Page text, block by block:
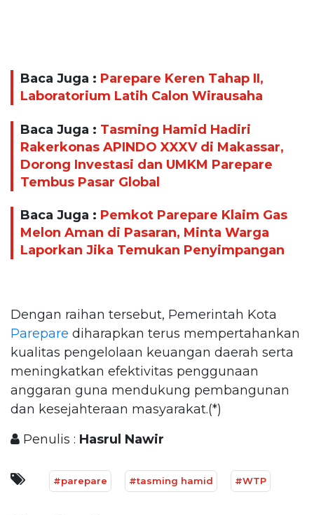
Baca Juga : Parepare Keren Tahap II,
Laboratorium Latih Calon Wirausaha
Baca Juga : Tasming Hamid Hadiri
Rakerkonas APINDO XXXV di Makassar,
Dorong Investasi dan UMKM Parepare
Tembus Pasar Global
Baca Juga : Pemkot Parepare Klaim Gas
Melon Aman di Pasaran, Minta Warga
Laporkan Jika Temukan Penyimpangan
Dengan raihan tersebut, Pemerintah Kota
Parepare diharapkan terus mempertahankan
kualitas pengelolaan keuangan daerah serta
meningkatkan efektivitas penggunaan
anggaran guna mendukung pembangunan
dan kesejahteraan masyarakat.(*)
Penulis : Hasrul Nawir
#parepare #tasming hamid #WTP